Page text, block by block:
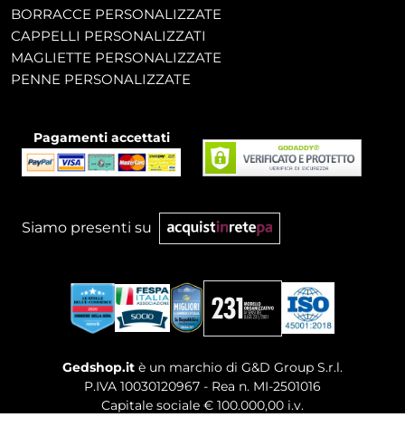
BORRACCE PERSONALIZZATE
CAPPELLI PERSONALIZZATI
MAGLIETTE PERSONALIZZATE
PENNE PERSONALIZZATE
Pagamenti accettati
Siamo presenti su
Gedshop.it è un marchio di G&D Group S.r.l.
P.IVA 10030120967 - Rea n. MI-2501016
Capitale sociale € 100.000,00 i.v.